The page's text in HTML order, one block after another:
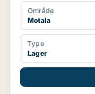
Område
Motala
Type
Lager